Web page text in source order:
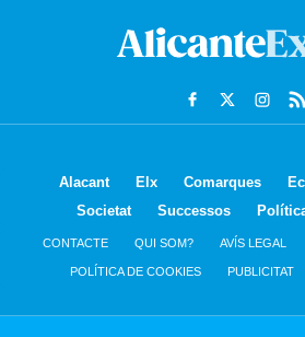
Alacant Elx Comarques
Societat
Successos
CONTACTE QUI SOM? AVÍS LEGAL
POLÍTICA DE COOKIES PUBLICITAT